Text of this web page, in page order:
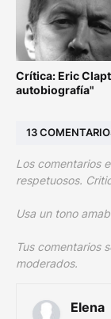
Crítica: Eric
autobiografía"
13
Los comentarios
respetuosos.
Usa un tono
Tus comentarios
moderados.
Elena